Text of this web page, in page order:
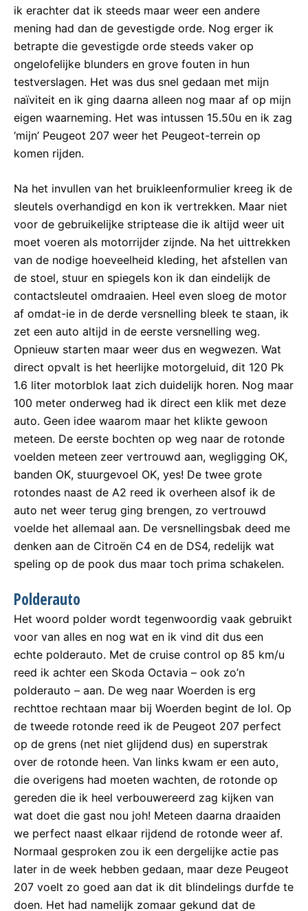
ik erachter dat ik steeds maar weer een andere
mening had dan de gevestigde orde. Nog erger ik
betrapte die gevestigde orde steeds vaker op
ongelofelijke blunders en grove fouten in hun
testverslagen. Het was dus snel gedaan met mijn
naïviteit en ik ging daarna alleen nog maar af op mijn
eigen waarneming. Het was intussen 15.50u en ik zag
‘mijn’ Peugeot 207 weer het Peugeot-terrein op
komen rijden.
Na het invullen van het bruikleenformulier kreeg ik de
sleutels overhandigd en kon ik vertrekken. Maar niet
voor de gebruikelijke striptease die ik altijd weer uit
moet voeren als motorrijder zijnde. Na het uittrekken
van de nodige hoeveelheid kleding, het afstellen van
de stoel, stuur en spiegels kon ik dan eindelijk de
contactsleutel omdraaien. Heel even sloeg de motor
af omdat-ie in de derde versnelling bleek te staan, ik
zet een auto altijd in de eerste versnelling weg.
Opnieuw starten maar weer dus en wegwezen. Wat
direct opvalt is het heerlijke motorgeluid, dit 120 Pk
1.6 liter motorblok laat zich duidelijk horen. Nog maar
100 meter onderweg had ik direct een klik met deze
auto. Geen idee waarom maar het klikte gewoon
meteen. De eerste bochten op weg naar de rotonde
voelden meteen zeer vertrouwd aan, wegligging OK,
banden OK, stuurgevoel OK, yes! De twee grote
rotondes naast de A2 reed ik overheen alsof ik de
auto net weer terug ging brengen, zo vertrouwd
voelde het allemaal aan. De versnellingsbak deed me
denken aan de Citroën C4 en de DS4, redelijk wat
speling op de pook dus maar toch prima schakelen.
Polderauto
Het woord polder wordt tegenwoordig vaak gebruikt
voor van alles en nog wat en ik vind dit dus een
echte polderauto. Met de cruise control op 85 km/u
reed ik achter een Skoda Octavia – ook zo’n
polderauto – aan. De weg naar Woerden is erg
rechttoe rechtaan maar bij Woerden begint de lol. Op
de tweede rotonde reed ik de Peugeot 207 perfect
op de grens (net niet glijdend dus) en superstrak
over de rotonde heen. Van links kwam er een auto,
die overigens had moeten wachten, de rotonde op
gereden die ik heel verbouwereerd zag kijken van
wat doet die gast nou joh! Meteen daarna draaiden
we perfect naast elkaar rijdend de rotonde weer af.
Normaal gesproken zou ik een dergelijke actie pas
later in de week hebben gedaan, maar deze Peugeot
207 voelt zo goed aan dat ik dit blindelings durfde te
doen. Het had namelijk zomaar gekund dat de